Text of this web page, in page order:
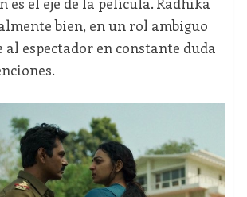
bien, en un rol ambiguo
espectador en constante duda